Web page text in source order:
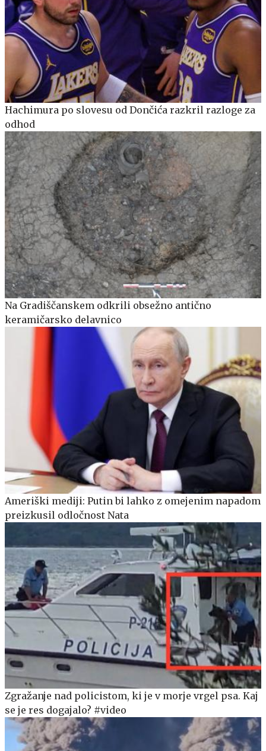
Hachimura po slovesu od Dončića razkril razloge za
odhod
Na Gradiščanskem odkrili obsežno antično
keramičarsko delavnico
Ameriški mediji: Putin bi lahko z omejenim napadom
preizkusil odločnost Nata
Zgražanje nad policistom, ki je v morje vrgel psa. Kaj
se je res dogajalo? #video